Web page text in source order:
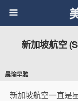
新加坡航空
晨瑜早雅
新加坡航空一直是